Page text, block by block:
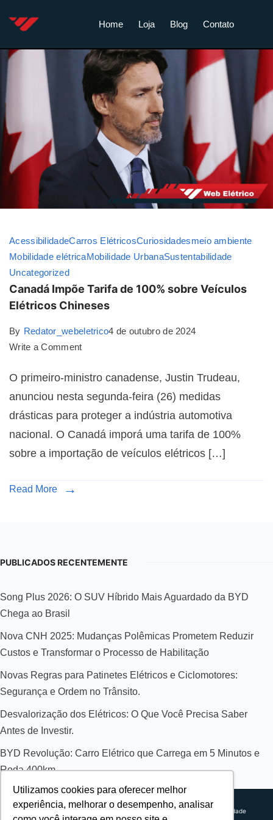
Utilizamos cookies para oferecer melhor
experiência, melhorar o desempenho, analisar
Home Loja Blog Contato
AcessibilidadeCarros ElétricosCuriosidadesmeio ambiente
Mobilidade elétricaMobilidade UrbanaSustentabilidade
Uncategorized
Canadá Impõe Tarifa de 100% sobre Veículos
Elétricos Chineses
By Redator_webeletrico4 de outubro de 2024
Write a Comment
O primeiro-ministro canadense, Justin Trudeau,
anunciou nesta segunda-feira (26) medidas
drásticas para proteger a indústria automotiva
nacional. O Canadá imporá uma tarifa de 100%
sobre a importação de veículos elétricos […]
Read More
PUBLICADOS RECENTEMENTE
Song Plus 2026: O SUV Híbrido Mais Aguardado da BYD
Chega ao Brasil
Nova CNH 2025: Mudanças Polêmicas Prometem Reduzir
Custos e Transformar o Processo de Habilitação
Novas Regras para Patinetes Elétricos e Ciclomotores:
Segurança e Ordem no Trânsito.
Desvalorização dos Elétricos: O Que Você Precisa Saber
Antes de Investir.
BYD Revolução: Carro Elétrico que Carrega em 5 Minutos e
Roda 400km
Explorando novos horizontes com
Sobre nós
Política de privacidade